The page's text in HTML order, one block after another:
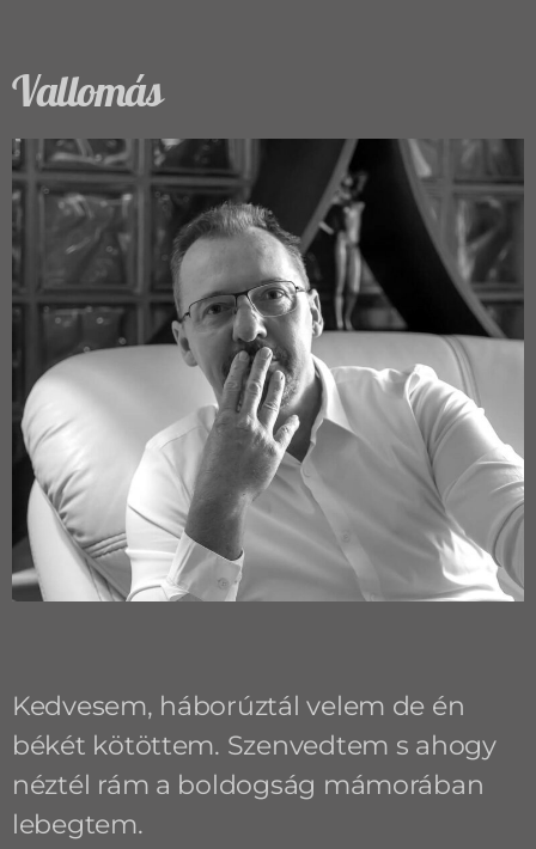
Vallomás
Kedvesem, háborúztál velem de én
békét kötöttem. Szenvedtem s ahogy
néztél rám a boldogság mámorában
lebegtem.